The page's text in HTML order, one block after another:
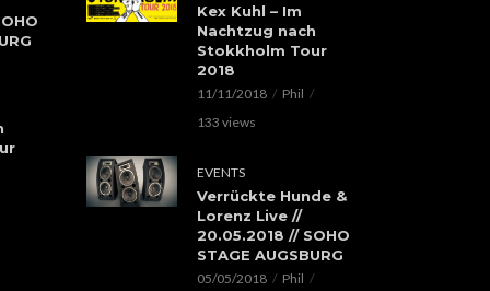
Kex Kuhl – Im
Nachtzug nach
Stokkholm Tour
2018
11/11/2018
Phil
133 views
EVENTS
Verrückte Hunde &
Lorenz Live //
20.05.2018 // SOHO
STAGE AUGSBURG
05/05/2018 Phil